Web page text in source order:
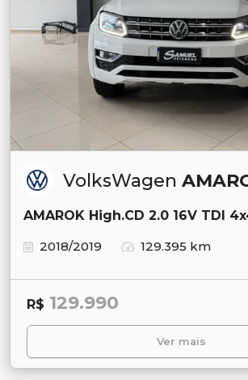
VolksWagen
AMAROK High.CD 2.0 16V TDI
2018/2019
129.395 km
R$ 129.990
Ver mais